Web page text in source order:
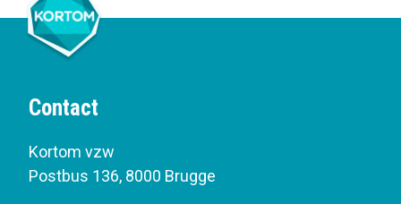
Contact
Kortom vzw
Postbus 136, 8000 Brugge